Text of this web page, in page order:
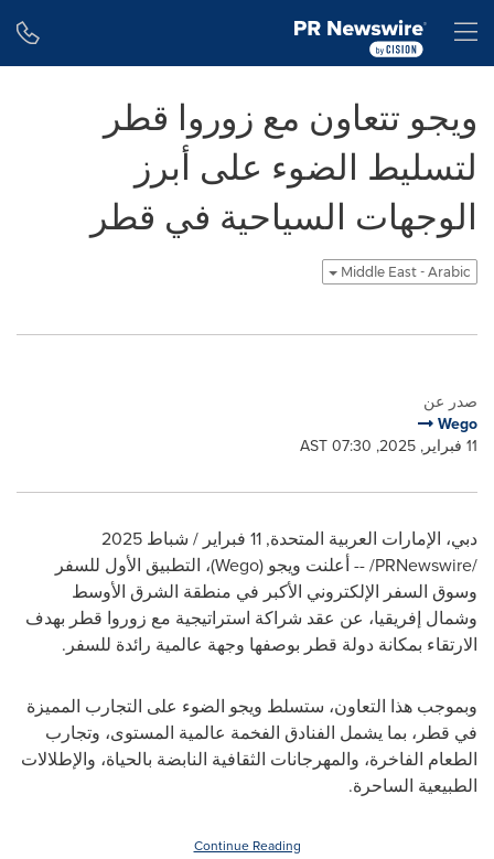
ويجو تتعاون مع زوروا قطر
لتسليط الضوء على أبرز
الوجهات السياحية في قطر
Middle East - Arabic
صدر عن
Wego
11 فبراير, 2025, 07:30 AST
دبي، الإمارات العربية المتحدة, 11 فبراير / شباط 2025
/PRNewswire/ --
أعلنت ويجو (Wego)، التطبيق الأول للسفر
وسوق السفر الإلكتروني الأكبر في منطقة الشرق الأوسط
وشمال إفريقيا، عن عقد شراكة استراتيجية مع زوروا قطر بهدف
الارتقاء بمكانة دولة قطر بوصفها وجهة عالمية رائدة للسفر.
وبموجب هذا التعاون، ستسلط ويجو الضوء على التجارب المميزة
في قطر، بما يشمل الفنادق الفخمة عالمية المستوى، وتجارب
الطعام الفاخرة، والمهرجانات الثقافية النابضة بالحياة، والإطلالات
الطبيعية الساحرة.
Continue Reading